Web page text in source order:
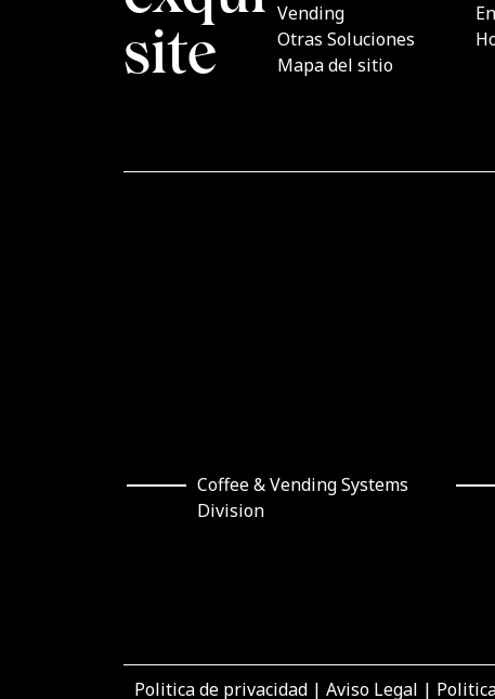
Vending
Otras
Politica de privacidad | Aviso Legal